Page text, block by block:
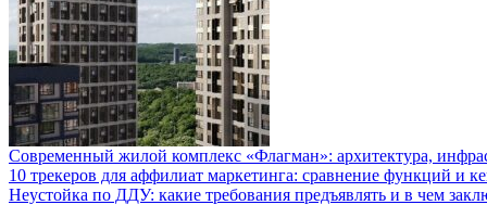
Современный жилой комплекс «Флагман»: архитектура,
10 трекеров для аффилиат маркетинга: сравнение функций и
Неустойка по ДДУ: какие требования предъявлять и в чем